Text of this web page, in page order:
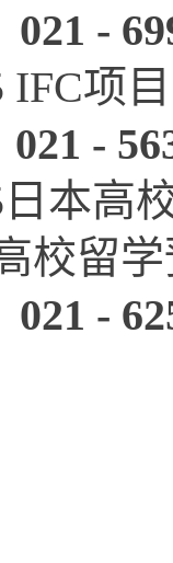
-
项目
-
本高
校留
-